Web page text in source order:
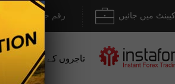
رقم جمع کروانا / کیبنٹ میں جائیں
تاجروں کے لیے